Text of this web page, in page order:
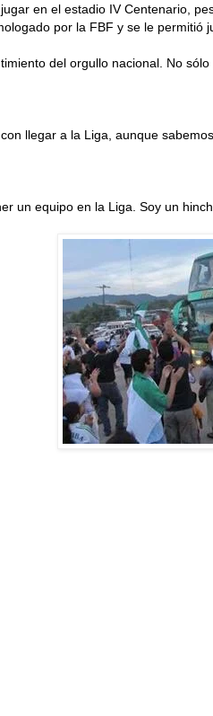
en el estadio IV Centenario,
por la FBF y se le permitió
del orgullo nacional. No
llegar a la Liga, aunque
un equipo en la Liga. Soy un